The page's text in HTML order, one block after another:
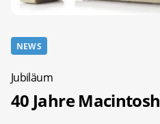
NEWS
Jubiläum
40 Jahre Macintosh